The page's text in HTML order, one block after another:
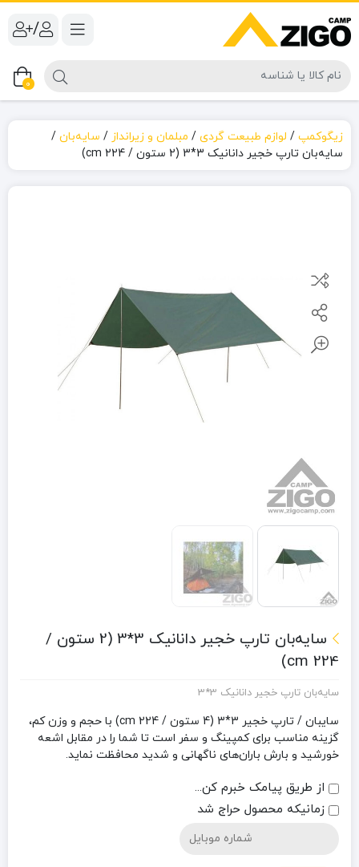
/
0
زیگوکمپ / لوازم طبیعت گردی / مبلمان و زیرانداز / سایه‌بان /
سایه‌بان تارپ خجیر دانانیک 3*3 (2 ستون / 224 cm)
سایه‌بان تارپ خجیر دانانیک 3*3 (2 ستون /
224 cm)
سایه‌بان تارپ خجیر دانانیک 3*3
سایبان / تارپ خجیر 3*3 (4 ستون / 224 cm) با حجم و وزن کم،
گزینه مناسب برای کمپینگ و سفر است تا شما را در مقابل اشعه
خورشید و بارش باران‌های ناگهانی و شدید محافظت نماید.
از طریق پیامک خبرم کن...
زمانیکه محصول حراج شد